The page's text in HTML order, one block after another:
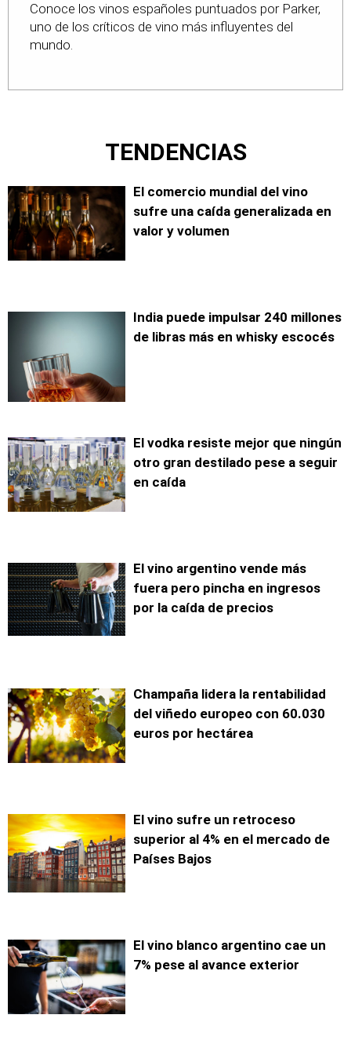
Conoce los vinos españoles puntuados por Parker,
uno de los críticos de vino más influyentes del
mundo.
TENDENCIAS
El comercio mundial del vino
sufre una caída generalizada en
valor y volumen
India puede impulsar 240 millones
de libras más en whisky escocés
El vodka resiste mejor que ningún
otro gran destilado pese a seguir
en caída
El vino argentino vende más
fuera pero pincha en ingresos
por la caída de precios
Champaña lidera la rentabilidad
del viñedo europeo con 60.030
euros por hectárea
El vino sufre un retroceso
superior al 4% en el mercado de
Países Bajos
El vino blanco argentino cae un
7% pese al avance exterior